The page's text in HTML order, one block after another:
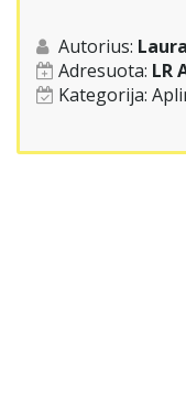
Autorius:
Adresuota: LR
Kategorija: